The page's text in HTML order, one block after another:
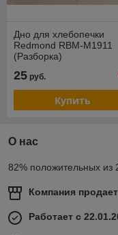
Дно для хлебопечки
Redmond RBM-M1911
(Разборка)
25 руб.
Купить
О нас
82% положительных из
Компания
Работает с